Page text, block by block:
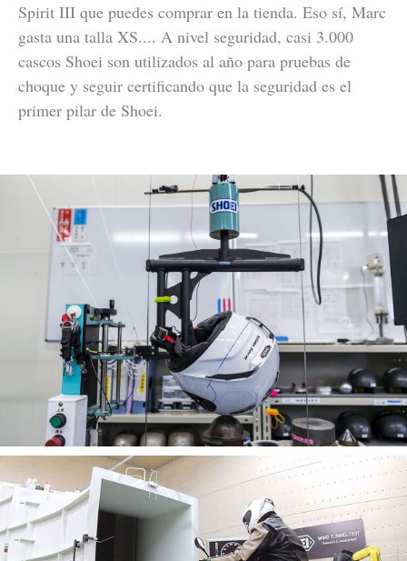
Spirit III que puedes comprar en la tienda. Eso sí, Marc
gasta una talla XS.... A nivel seguridad, casi 3.000
cascos Shoei son utilizados al año para pruebas de
choque y seguir certificando que la seguridad es el
primer pilar de Shoei.